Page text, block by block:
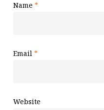
Name *
Email *
Website